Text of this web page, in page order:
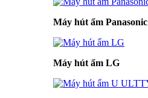
Máy hút ẩm Panasonic
Máy hút ẩm LG